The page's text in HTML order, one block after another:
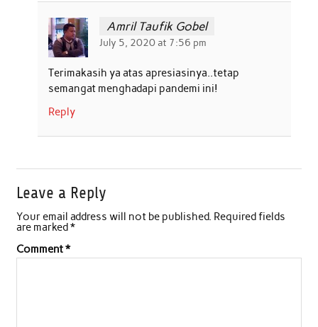
Amril Taufik Gobel
July 5, 2020 at 7:56 pm
Terimakasih ya atas apresiasinya..tetap
semangat menghadapi pandemi ini!
Reply
Leave a Reply
Your email address will not be published. Required fields
are marked *
Comment*